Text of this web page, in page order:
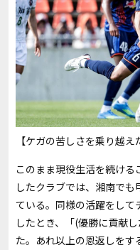
【ケガの苦しさを乗り越
このまま現役生活を続け
したクラブでは、湘南で
ている。同様の活躍をし
したとき、「(優勝に貢献
た。あれ以上の恩返しをす